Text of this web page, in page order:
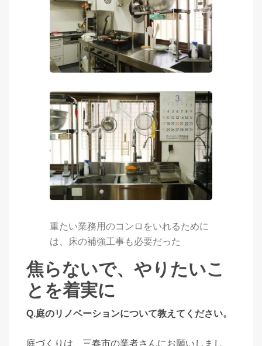
重たい業務用のコンロをいれるために
は、床の補強工事も必要だった
焦らないで、やりたいこ
とを着実に
Q.庭のリノベーションについて教えてください。
庭づくりは、三春市の業者さんにお願いしまし